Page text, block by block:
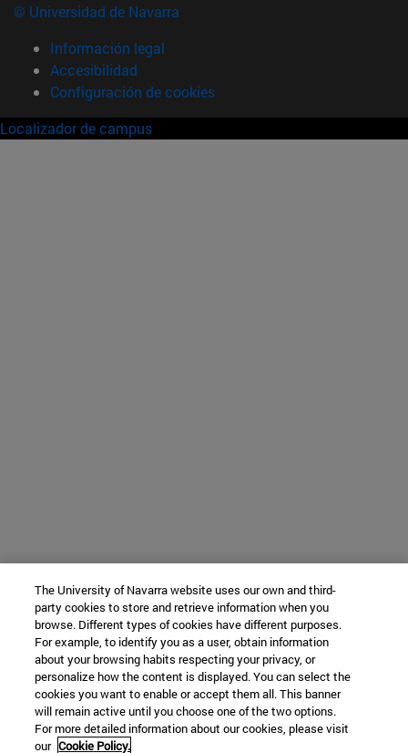
© Universidad de Navarra
Información legal
Accesibilidad
Configuración de cookies
Localizador de campus
The University of Navarra website uses our own and third-
party cookies to store and retrieve information when you
browse. Different types of cookies have different purposes.
For example, to identify you as a user, obtain information
about your browsing habits respecting your privacy, or
personalize how the content is displayed. You can select the
cookies you want to enable or accept them all. This banner
will remain active until you choose one of the two options.
For more detailed information about our cookies, please visit
our Cookie Policy.